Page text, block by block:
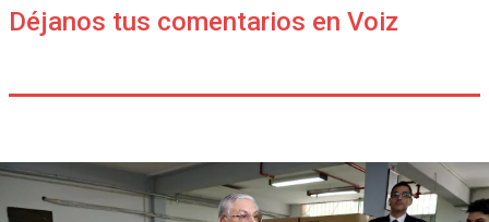
Déjanos tus comentarios en Voiz